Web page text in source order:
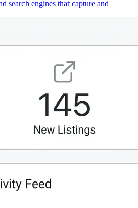
search engines that capture and